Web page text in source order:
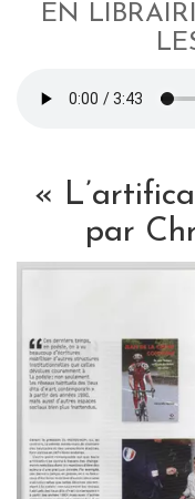
EN
«
par